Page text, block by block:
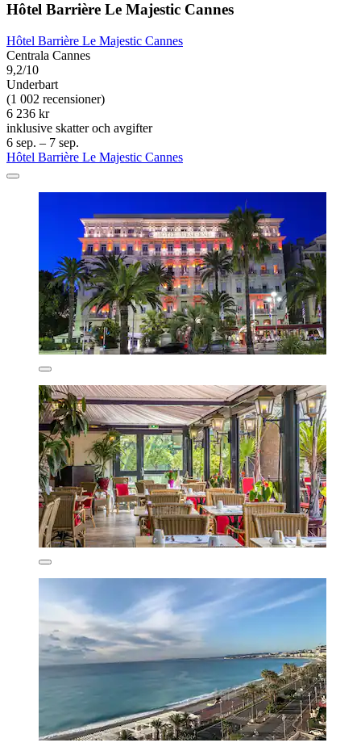
Hôtel Barrière Le Majestic Cannes
Hôtel Barrière Le Majestic Cannes
Centrala Cannes
9,2/10
Underbart
(1 002 recensioner)
6 236 kr
inklusive skatter och avgifter
6 sep. – 7 sep.
Hôtel Barrière Le Majestic Cannes